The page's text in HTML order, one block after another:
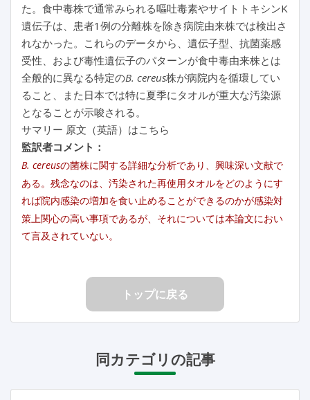
た。食中毒株で通常みられる嘔吐毒素やサイトトキシンK
遺伝子は、患者1例の分離株を除き病院由来株では検出さ
れなかった。これらのデータから、遺伝子型、抗菌薬感
受性、および毒性遺伝子のパターンが食中毒由来株とは
全般的に異なる特定のB. cereus株が病院内を循環してい
ること、また日本では特に夏季にタオルが重大な汚染源
となることが示唆される。
サマリー 原文（英語）はこちら
監訳者コメント：
B. cereusの菌株に関する詳細な分析であり、興味深い文献で
ある。残念なのは、汚染された再使用タオルをどのようにす
れば院内感染の増加を食い止めることができるのかが感染対
策上関心の高い事項であるが、それについては本論文におい
て言及されていない。
トップに戻る
同カテゴリの記事